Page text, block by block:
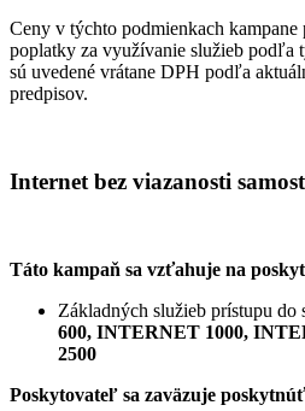
Ceny v týchto podmienkach kampane
poplatky za využívanie služieb podľa
sú uvedené vrátane DPH podľa
predpisov.
Internet bez viazanosti
Táto kampaň sa vzťahuje na
Základných služieb prístupu do
600, INTERNET 1000,
2500
Poskytovateľ sa zaväzuje